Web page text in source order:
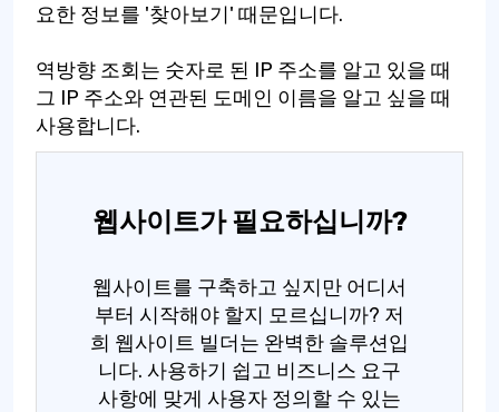
요한 정보를 '찾아보기' 때문입니다.
역방향 조회는 숫자로 된 IP 주소를 알고 있을 때
그 IP 주소와 연관된 도메인 이름을 알고 싶을 때
사용합니다.
웹사이트가 필요하십니까?
웹사이트를 구축하고 싶지만 어디서
부터 시작해야 할지 모르십니까? 저
희 웹사이트 빌더는 완벽한 솔루션입
니다. 사용하기 쉽고 비즈니스 요구
사항에 맞게 사용자 정의할 수 있는